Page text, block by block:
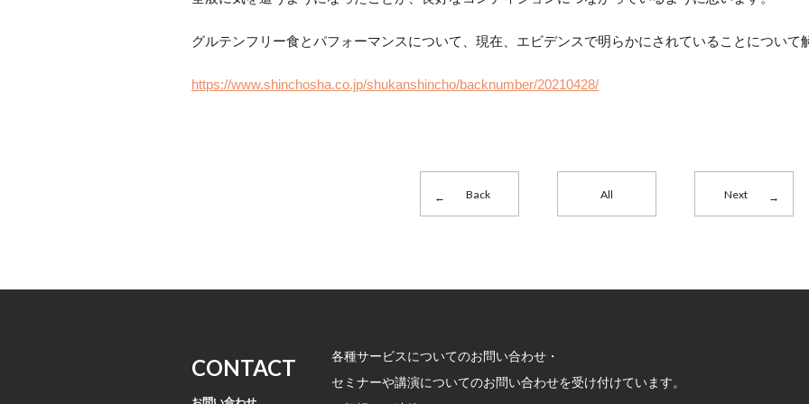
グルテンフリー食とパフォーマンスについて、現在、エビデンスで明らかにされていることについて
https://www.shinchosha.co.jp/shukanshincho/backnumber/20210428/
Back All Next
CONTACT
各種サービスについてのお問い合わせ・
セミナーや講演についてのお問い合わせを受け付けています。